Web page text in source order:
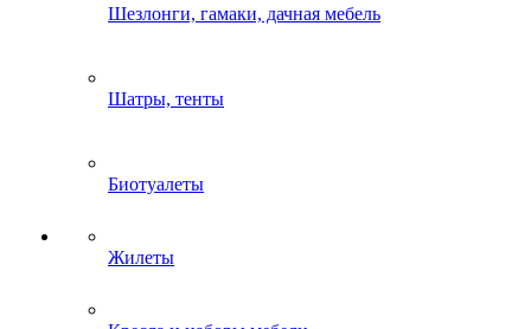
Шезлонги, гамаки, дачная мебель
Шатры, тенты
Биотуалеты
Жилеты